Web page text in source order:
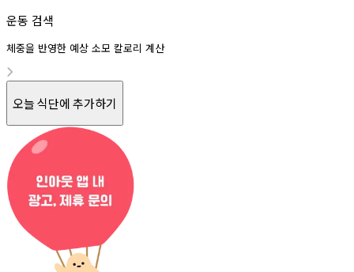
운동 검색
체중을 반영한 예상 소모 칼로리 계산
오늘 식단에 추가하기